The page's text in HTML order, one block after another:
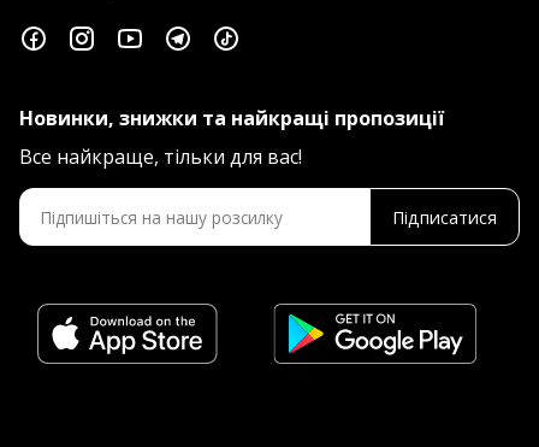
Новинки, знижки та найкращі пропозиції
Все найкраще, тільки для вас!
Підписатися